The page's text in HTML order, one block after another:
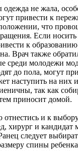
не жала,
привести к
что
Если
к
Врач также
среди молодежи
до пола, могут
наступить на них
так как
приносит домой.
и к
хирург и кандидат
следует
спины